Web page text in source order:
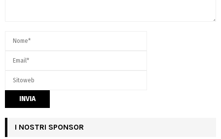
I NOSTRI SPONSOR